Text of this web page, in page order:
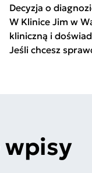
Decyzja o
W Klinice Jim w
kliniczną i
Jeśli chcesz
wpisy